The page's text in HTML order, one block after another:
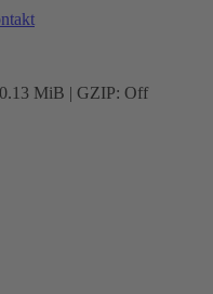
MiB | GZIP: Off